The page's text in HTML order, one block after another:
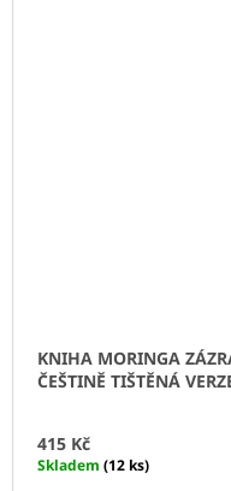
KNIHA MORINGA
ČEŠTINĚ TIŠTĚNÁ
415 Kč
Skladem (12 ks)